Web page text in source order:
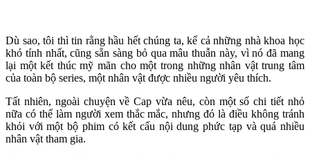
Dù sao, tôi thì tin rằng hầu hết chúng ta, kể cả những nhà khoa học
khó tính nhất, cũng sẵn sàng bỏ qua mâu thuẫn này, vì nó đã mang
lại một kết thúc mỹ mãn cho một trong những nhân vật trung tâm
của toàn bộ series, một nhân vật được nhiều người yêu thích.
Tất nhiên, ngoài chuyện về Cap vừa nêu, còn một số chi tiết nhỏ
nữa có thể làm người xem thắc mắc, nhưng đó là điều không tránh
khỏi với một bộ phim có kết cấu nội dung phức tạp và quá nhiều
nhân vật tham gia.